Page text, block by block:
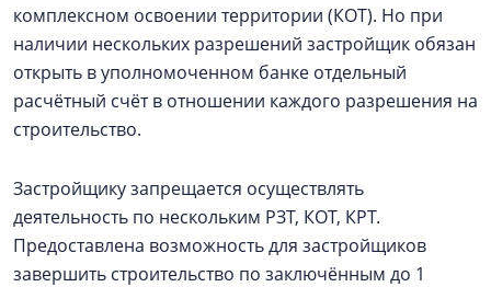
комплексном освоении территории (КОТ). Но при
наличии нескольких разрешений застройщик обязан
открыть в уполномоченном банке отдельный
расчётный счёт в отношении каждого разрешения на
строительство.
Застройщику запрещается осуществлять
деятельность по нескольким РЗТ, КОТ, КРТ.
Предоставлена возможность для застройщиков
завершить строительство по заключённым до 1